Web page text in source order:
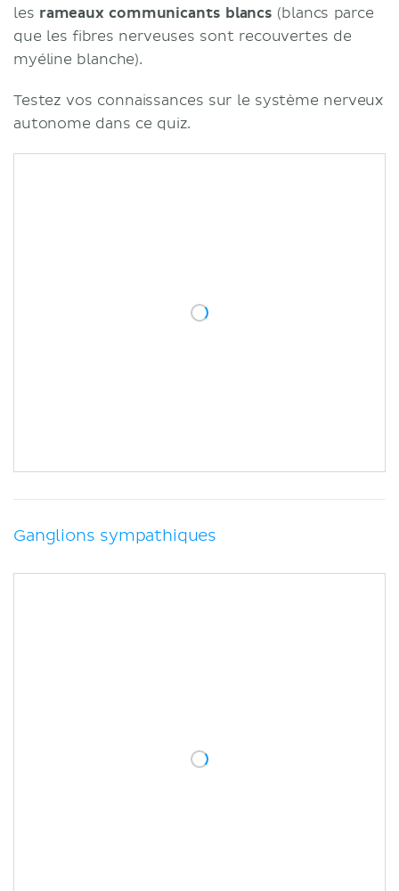
les rameaux communicants blancs (blancs parce
que les fibres nerveuses sont recouvertes de
myéline blanche).
Testez vos connaissances sur le système nerveux
autonome dans ce quiz.
Ganglions sympathiques